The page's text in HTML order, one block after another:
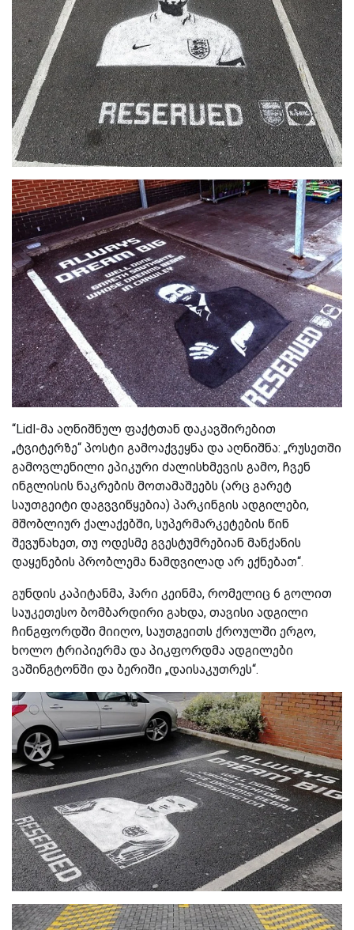
“Lidl-მა აღნიშნულ ფაქტთან დაკავშირებით
„ტვიტერზე“ პოსტი გამოაქვეყნა და აღნიშნა: „რუსეთში
გამოვლენილი ეპიკური ძალისხმევის გამო, ჩვენ
ინგლისის ნაკრების მოთამაშეებს (არც გარეტ
საუთგეიტი დაგვვიწყებია) პარკინგის ადგილები,
მშობლიურ ქალაქებში, სუპერმარკეტების წინ
შევუნახეთ, თუ ოდესმე გვესტუმრებიან მანქანის
დაყენების პრობლემა ნამდვილად არ ექნებათ“.
გუნდის კაპიტანმა, ჰარი კეინმა, რომელიც 6 გოლით
საუკეთესო ბომბარდირი გახდა, თავისი ადგილი
ჩინგფორდში მიიღო, საუთგეითს ქროულში ერგო,
ხოლო ტრიპიერმა და პიკფორდმა ადგილები
ვაშინგტონში და ბერიში „დაისაკუთრეს“.